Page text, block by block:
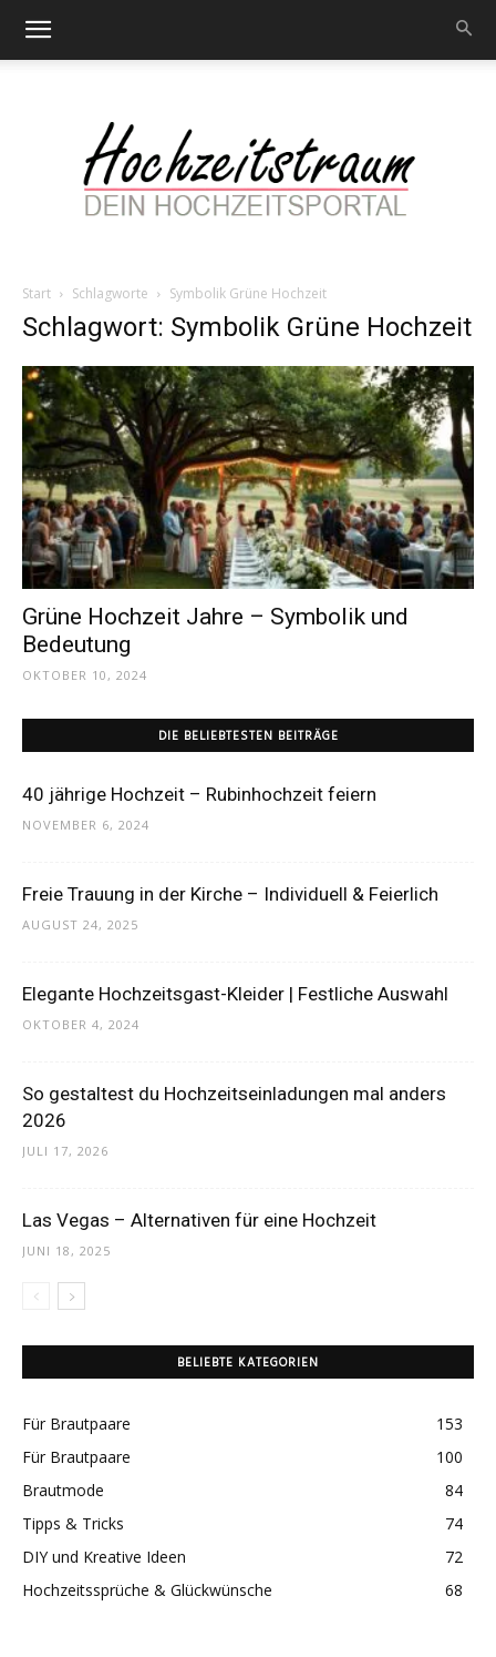
Hochzeitstraum
–
Dein
Portal
rund
Start Schlagworte Symbolik Grüne Hochzeit
Schlagwort: Symbolik Grüne Hochzeit
Grüne Hochzeit Jahre – Symbolik und
Bedeutung
OKTOBER 10, 2024
DIE BELIEBTESTEN BEITRÄGE
40 jährige Hochzeit – Rubinhochzeit feiern
NOVEMBER 6, 2024
Freie Trauung in der Kirche – Individuell & Feierlich
AUGUST 24, 2025
Elegante Hochzeitsgast-Kleider | Festliche Auswahl
OKTOBER 4, 2024
So gestaltest du Hochzeitseinladungen mal anders
2026
JULI 17, 2026
Las Vegas – Alternativen für eine Hochzeit
JUNI 18, 2025
BELIEBTE KATEGORIEN
Für Brautpaare
153
Für Brautpaare
100
Brautmode
84
Tipps & Tricks
74
DIY und Kreative Ideen
72
Hochzeitssprüche & Glückwünsche
68